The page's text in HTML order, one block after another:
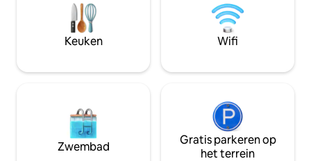
verdieping en heeft een stijlvol interieur,
beddengoed van topkwaliteit, een
volledig uitgeruste keuken en een ruim
balkon, perfect om te genieten van het
Speciale prijs voor een verblijf van 3
badkamer, zijn
airconditioning
Gelegen in een
veilig, beveiligd
teamuitjes.
Keuken Wifi
Zwembad
Gratis parkeren op
het terrein